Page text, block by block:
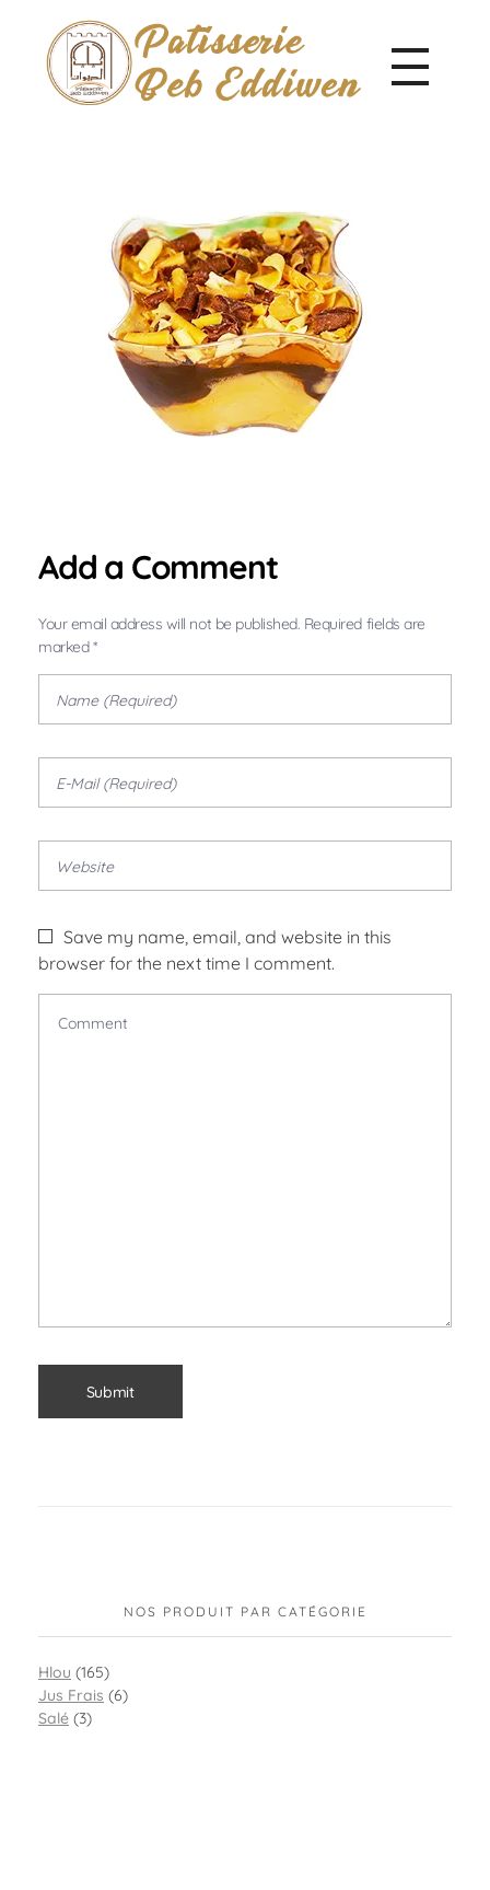
Add a Comment
Your email address will not be published. Required fields are
marked *
Save my name, email, and website in this
browser for the next time I comment.
NOS PRODUIT PAR CATÉGORIE
Hlou (165)
Jus Frais (6)
Salé (3)